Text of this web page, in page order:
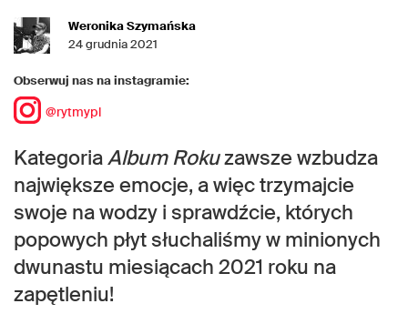
Weronika Szymańska
24 grudnia 2021
Obserwuj nas na instagramie:
@rytmypl
KategoriaAlbum Rokuzawsze wzbudza
największe emocje, a więc trzymajcie
swoje na wodzy i sprawdźcie, których
popowych płyt słuchaliśmy w minionych
dwunastu miesiącach 2021 roku na
zapętleniu!